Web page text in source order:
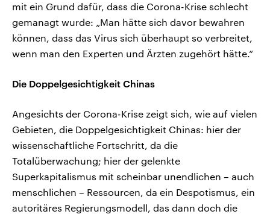
mit ein Grund dafür, dass die Corona-Krise schlecht
gemanagt wurde: „Man hätte sich davor bewahren
können, dass das Virus sich überhaupt so verbreitet,
wenn man den Experten und Ärzten zugehört hätte.“
Die Doppelgesichtigkeit Chinas
Angesichts der Corona-Krise zeigt sich, wie auf vielen
Gebieten, die Doppelgesichtigkeit Chinas: hier der
wissenschaftliche Fortschritt, da die
Totalüberwachung; hier der gelenkte
Superkapitalismus mit scheinbar unendlichen – auch
menschlichen – Ressourcen, da ein Despotismus, ein
autoritäres Regierungsmodell, das dann doch die